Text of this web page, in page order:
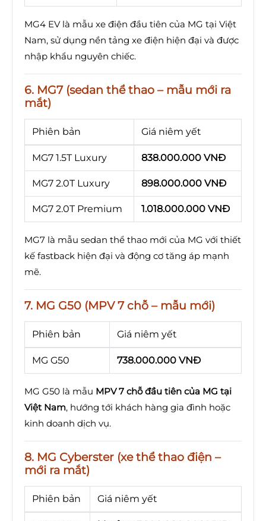
MG4 EV là mẫu xe điện đầu tiên của MG tại Việt
Nam, sử dụng nền tảng xe điện hiện đại và được
nhập khẩu nguyên chiếc.
6. MG7 (sedan thể thao – mẫu mới ra
mắt)
Phiên bản Giá niêm yết
MG7 1.5T Luxury 838.000.000 VNĐ
MG7 2.0T Luxury 898.000.000 VNĐ
MG7 2.0T Premium 1.018.000.000 VNĐ
MG7 là mẫu sedan thể thao mới của MG với thiết
kế fastback hiện đại và động cơ tăng áp mạnh
mẽ.
7. MG G50 (MPV 7 chỗ – mẫu mới)
Phiên bản Giá niêm yết
MG G50 738.000.000 VNĐ
MG G50 là mẫu MPV 7 chỗ đầu tiên của MG tại
Việt Nam, hướng tới khách hàng gia đình hoặc
kinh doanh dịch vụ.
8. MG Cyberster (xe thể thao điện –
mới ra mắt)
Phiên bản Giá niêm yết